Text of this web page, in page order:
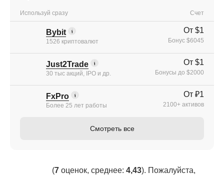
Используй сразу Счет
Bybit
1526 криптовалют
От $1
Бонус $6045
Just2Trade
30 тыс акций, IPO и др.
От $1
Бонусы до $2000
FxPro
Более 25 лет работы
От ₽1
2100+ активов
Смотреть все
(7 оценок, среднее: 4,43). Пожалуйста,